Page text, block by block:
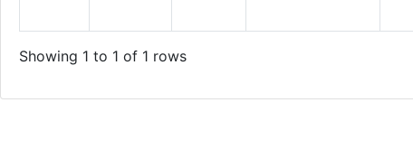
Showing 1 to 1 of 1 rows